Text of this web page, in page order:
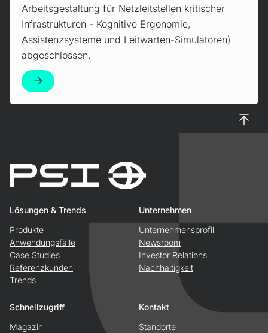
Arbeitsgestaltung für Netzleitstellen kritischer
Infrastrukturen - Kognitive Ergonomie,
Assistenzsysteme und Leitwarten-Simulatoren)
abgeschlossen.
Lösungen & Trends
Produkte
Anwendungsfälle
Case Studies
Referenzkunden
Trends
Unternehmen
Unternehmensprofil
Newsroom
Investor Relations
Nachhaltigkeit
Schnellzugriff
Magazin
Kontakt
Standorte
Nach